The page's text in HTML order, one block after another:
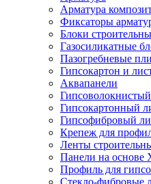
Арматура
Фиксаторы
Блоки
Газосиликатные
Пазогребневые
Гипсокартон и
Аквапанели
Гипсокартонный
Гипсофибровый
Крепеж для
Ленты
Панели на основе
Профиль для
Стекло-фибровые